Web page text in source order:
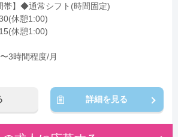
帯】◆通常シフト(時間固定)
休憩1:00)
休憩1:00)
3時間程度/月
詳細を見る